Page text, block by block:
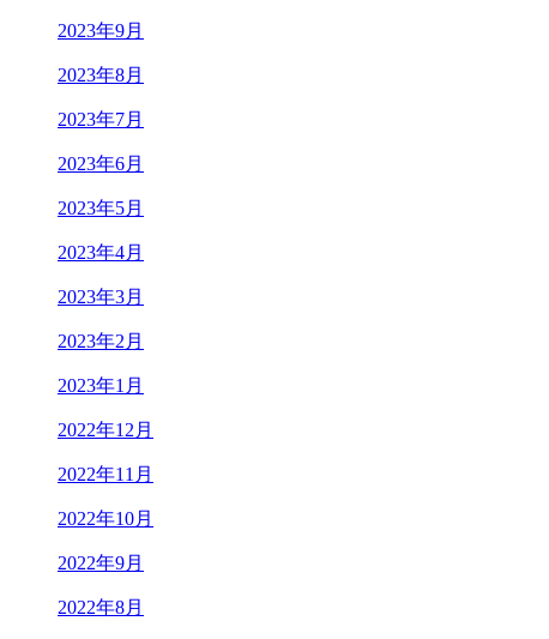
2023年9月
2023年8月
2023年7月
2023年6月
2023年5月
2023年4月
2023年3月
2023年2月
2023年1月
2022年12月
2022年11月
2022年10月
2022年9月
2022年8月